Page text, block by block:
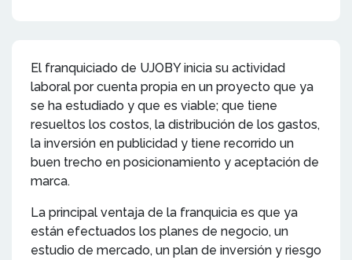
El franquiciado de UJOBY inicia su actividad
laboral por cuenta propia en un proyecto que ya
se ha estudiado y que es viable; que tiene
resueltos los costos, la distribución de los gastos,
la inversión en publicidad y tiene recorrido un
buen trecho en posicionamiento y aceptación de
marca.
La principal ventaja de la franquicia es que ya
están efectuados los planes de negocio, un
estudio de mercado, un plan de inversión y riesgo